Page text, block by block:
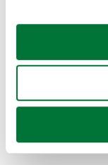
Si lo permite,
Recopilar
Identificar su
para buscar
Obtenga más
Coches de
Coches de km0